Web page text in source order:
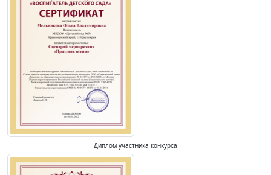
Диплом участника конкурса